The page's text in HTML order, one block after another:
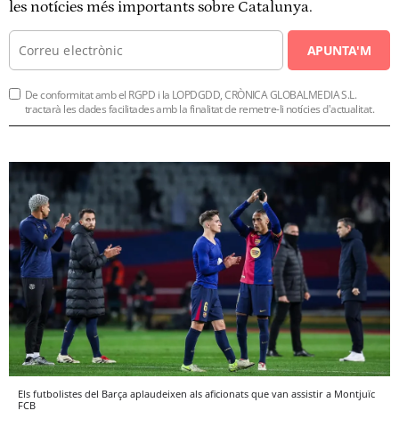
les notícies més importants sobre Catalunya.
APUNTA'M
De conformitat amb el RGPD i la LOPDGDD, CRÒNICA GLOBALMEDIA S.L.
tractarà les dades facilitades amb la finalitat de remetre-li notícies d'actualitat.
Els futbolistes del Barça aplaudeixen als aficionats que van assistir a Montjuïc
FCB